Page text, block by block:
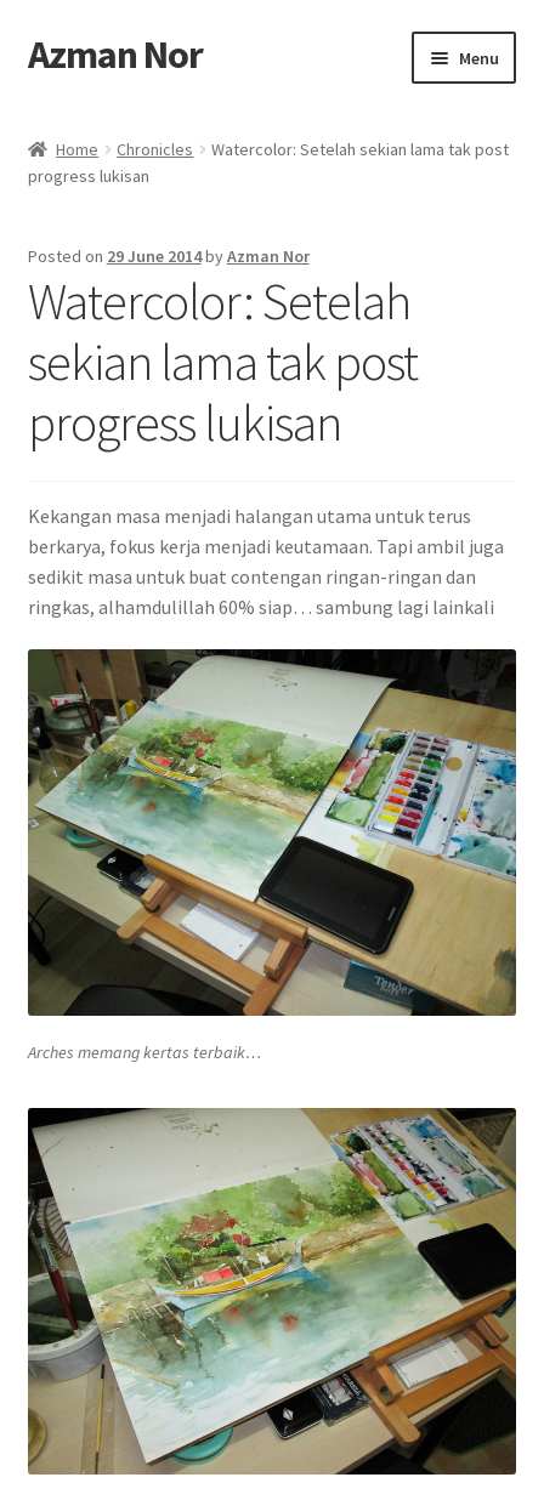
Skip
to
Skip
to
Azman Nor Menu
About
Art Commission
Artworks
Blog
Cart
Contact
Galleries
Intensive Watercolour Workshop with Azmannor
Legal
Privacy Policy
Terms of Use
My Account
Wishlist
Home Chronicles
Watercolor: Setelah sekian lama tak post
progress lukisan
Posted on 29 June 2014byAzman Nor
Watercolor: Setelah
sekian lama tak post
progress lukisan
Kekangan masa menjadi halangan utama untuk terus
berkarya, fokus kerja menjadi keutamaan. Tapi ambil juga
sedikit masa untuk buat contengan ringan-ringan dan
ringkas, alhamdulillah 60% siap… sambung lagi lainkali
Arches memang kertas terbaik…